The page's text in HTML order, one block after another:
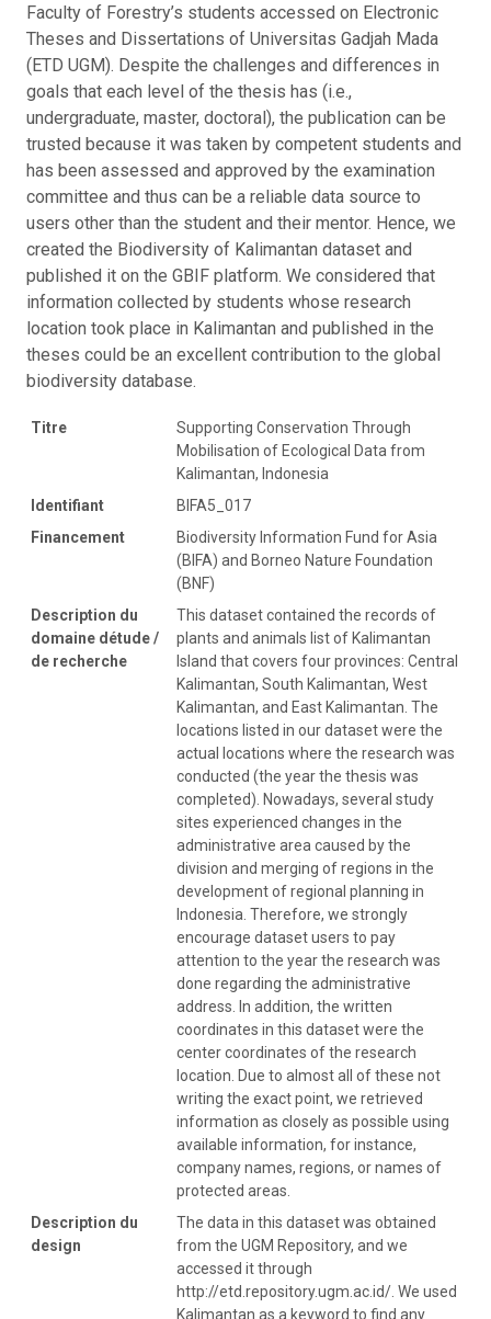
Faculty of Forestry’s students accessed on Electronic
Theses and Dissertations of Universitas Gadjah Mada
(ETD UGM). Despite the challenges and differences in
goals that each level of the thesis has (i.e.,
undergraduate, master, doctoral), the publication can be
trusted because it was taken by competent students and
has been assessed and approved by the examination
committee and thus can be a reliable data source to
users other than the student and their mentor. Hence, we
created the Biodiversity of Kalimantan dataset and
published it on the GBIF platform. We considered that
information collected by students whose research
location took place in Kalimantan and published in the
theses could be an excellent contribution to the global
biodiversity database.
Titre
Supporting Conservation Through
Mobilisation of Ecological Data from
Kalimantan, Indonesia
Identifiant
BIFA5_017
Financement
Biodiversity Information Fund for Asia
(BIFA) and Borneo Nature Foundation
(BNF)
Description du
domaine détude /
de recherche
This dataset contained the records of
plants and animals list of Kalimantan
Island that covers four provinces: Central
Kalimantan, South Kalimantan, West
Kalimantan, and East Kalimantan. The
locations listed in our dataset were the
actual locations where the research was
conducted (the year the thesis was
completed). Nowadays, several study
sites experienced changes in the
administrative area caused by the
division and merging of regions in the
development of regional planning in
Indonesia. Therefore, we strongly
encourage dataset users to pay
attention to the year the research was
done regarding the administrative
address. In addition, the written
coordinates in this dataset were the
center coordinates of the research
location. Due to almost all of these not
writing the exact point, we retrieved
information as closely as possible using
available information, for instance,
company names, regions, or names of
protected areas.
Description du
design
The data in this dataset was obtained
from the UGM Repository, and we
accessed it through
http://etd.repository.ugm.ac.id/. We used
Kalimantan as a keyword to find any